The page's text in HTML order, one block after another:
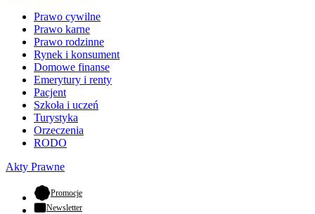
Prawo cywilne
Prawo karne
Prawo rodzinne
Rynek i konsument
Domowe finanse
Emerytury i renty
Pacjent
Szkoła i uczeń
Turystyka
Orzeczenia
RODO
Akty Prawne
Promocje- otwiera się w nowej karcie
Newsletter